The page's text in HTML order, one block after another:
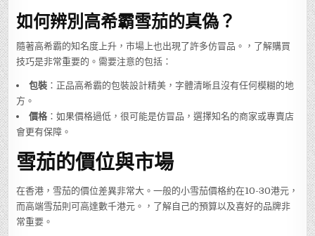
如何辨別高希霸雪茄的真偽？
隨著高希霸的知名度上升，市場上也出現了許多仿冒品。，了解購買
技巧是非常重要的。需要注意的包括：
包裝 ：正品高希霸的包裝設計精美，字體清晰且沒有任何模糊的地
方。
價格 ：如果價格過低，很可能是仿冒品，選擇知名的商家或專賣店
會更有保障。
雪茄的價位與市場
在香港，雪茄的價位差異非常大。一般的小雪茄價格約在10-30港元，
而高端雪茄則可高達數千港元。，了解自己的預算以及喜好的品牌非
常重要。